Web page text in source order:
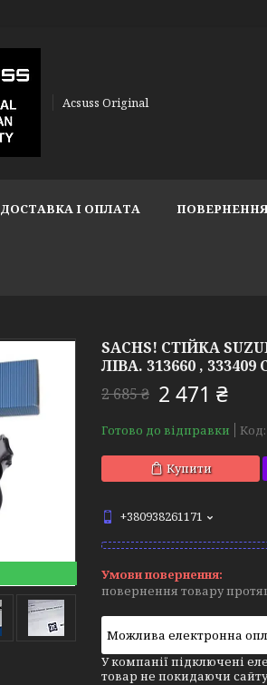
Acsuss Original
ДОСТАВКА І ОПЛАТА
SACHS! СТІЙКА
ЛІВА. 313660 , 333409
2 685 ₴ 2 471 ₴
Готово до відправки Код:
Купити
+380938261171
повернення товару
У компанії підключені
товар не покидаючи